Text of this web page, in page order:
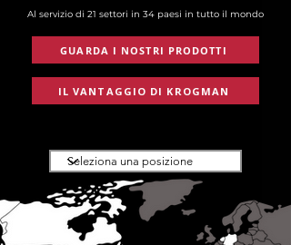
Al servizio di 21 settori in 34 paesi in tutto il mondo
GUARDA I NOSTRI PRODOTTI
IL VANTAGGIO DI KROGMAN